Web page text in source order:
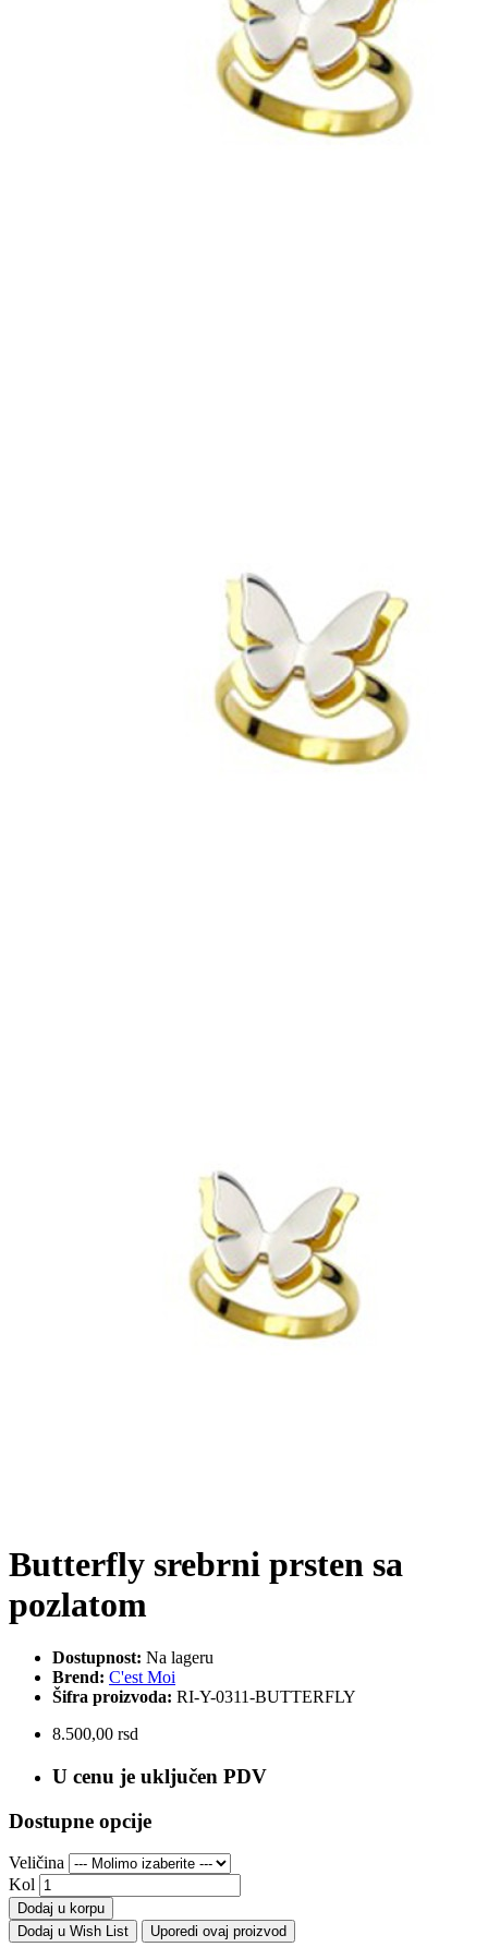
Butterfly srebrni prsten sa
pozlatom
Dostupnost: Na lageru
Brend: C'est Moi
Šifra proizvoda: RI-Y-0311-BUTTERFLY
8.500,00 rsd
U cenu je uključen PDV
Dostupne opcije
Veličina
Kol
Dodaj u korpu
Dodaj u Wish List
Uporedi ovaj proizvod